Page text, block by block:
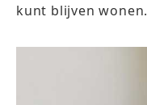
kunt blijven wonen.